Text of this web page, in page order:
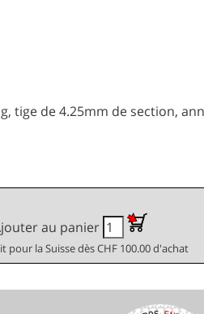
tige de 4.25mm de section,
au panier
pour la Suisse dès CHF 100.00 d'achat